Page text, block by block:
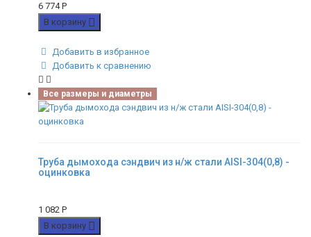
6 774Р
В корзину
Добавить в избранное
Добавить к сравнению
Все размеры и диаметры
Труба дымохода сэндвич из н/ж стали AISI-304(0,8) -
оцинковка
1 082 Р
В корзину